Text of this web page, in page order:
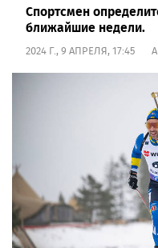
Спортсмен
ближайшие недели.
2024 Г., 9 АПРЕЛЯ, 17:45